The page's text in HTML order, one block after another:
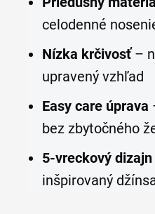
celodenné
Nízka krčivosť–
upravený vzhľad
Easy care úprava
bez zbytočného
5-vreckový dizajn
inšpirovaný